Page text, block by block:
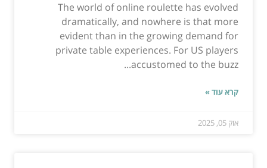
The world of online roulette has evolved
dramatically, and nowhere is that more
evident than in the growing demand for
private table experiences. For US players
accustomed to the buzz...
קרא עוד »
אוק 05, 2025